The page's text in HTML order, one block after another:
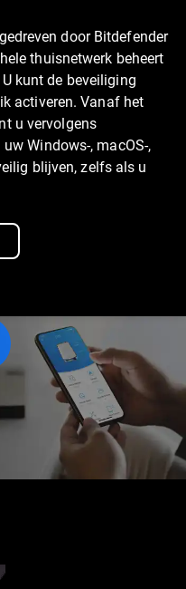
door Bitdefender
thuisnetwerk beheert
kunt de beveiliging
activeren. Vanaf het
u vervolgens
Windows-, macOS-,
blijven, zelfs als u